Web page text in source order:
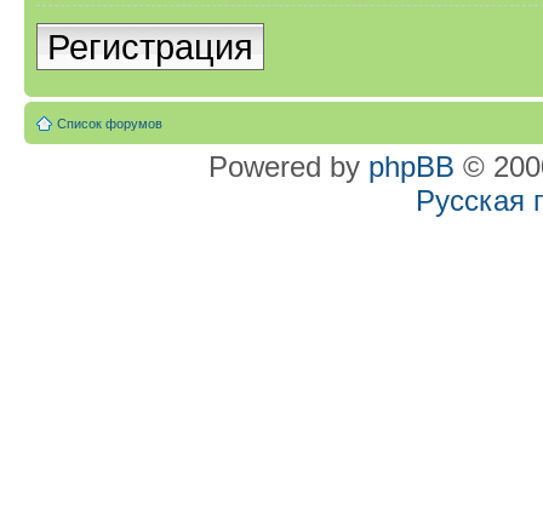
Регистрация
Список форумов
Powered by phpBB ©
Русская